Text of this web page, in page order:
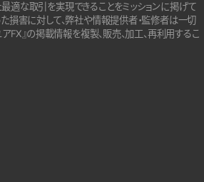
適な取引を実現できることをミッションに掲げて
損害に対して、弊社や情報提供者・監修者は一切
アFX』の掲載情報を複製、販売、加工、再利用するこ